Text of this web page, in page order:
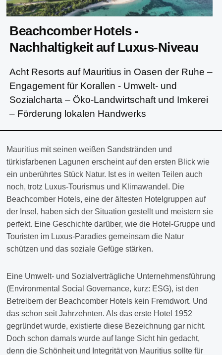
Beachcomber Hotels -
Nachhaltigkeit auf Luxus-Niveau
Acht Resorts auf Mauritius in Oasen der Ruhe –
Engagement für Korallen - Umwelt- und
Sozialcharta – Öko-Landwirtschaft und Imkerei
– Förderung lokalen Handwerks
Mauritius mit seinen weißen Sandstränden und
türkisfarbenen Lagunen erscheint auf den ersten Blick wie
ein unberührtes Stück Natur. Ist es in weiten Teilen auch
noch, trotz Luxus-Tourismus und Klimawandel. Die
Beachcomber Hotels, eine der ältesten Hotelgruppen auf
der Insel, haben sich der Situation gestellt und meistern sie
perfekt. Eine Geschichte darüber, wie die Hotel-Gruppe und
Touristen im Luxus-Paradies gemeinsam die Natur
schützen und das soziale Gefüge stärken.
Eine Umwelt- und Sozialverträgliche Unternehmensführung
(Environmental Social Governance, kurz: ESG), ist den
Betreibern der Beachcomber Hotels kein Fremdwort. Und
das schon seit Jahrzehnten. Als das erste Hotel 1952
gegründet wurde, existierte diese Bezeichnung gar nicht.
Doch schon damals wurde auf lange Sicht hin gedacht,
denn die Schönheit und Integrität von Mauritius sollte für